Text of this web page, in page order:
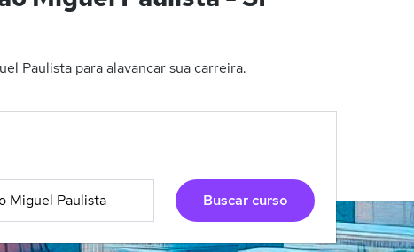
Paulista para alavancar sua carreira.
Buscar curso